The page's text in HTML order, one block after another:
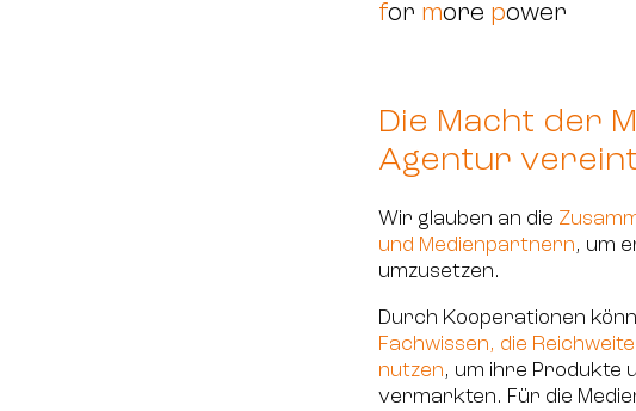
for more power
Die Macht der
Agentur vereint
Wir glauben an die
und Medienpartnern, um
umzusetzen.
Durch Kooperationen
Fachwissen, die
nutzen, um ihre Produkte
vermarkten. Für die